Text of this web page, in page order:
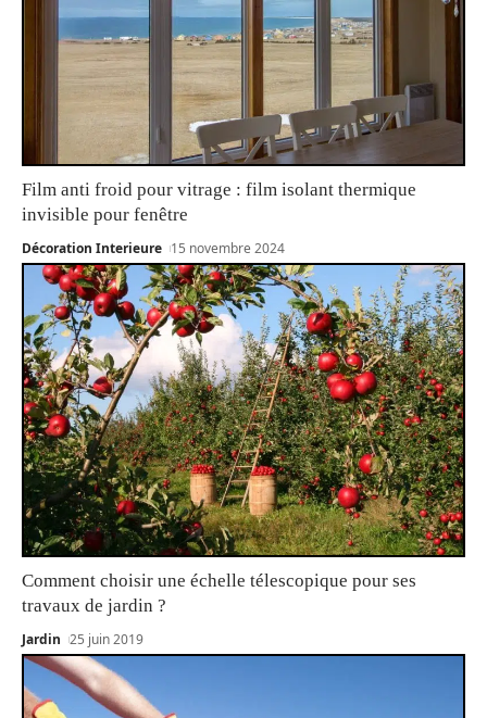
Film anti froid pour vitrage : film isolant thermique
invisible pour fenêtre
Décoration Interieure 15 novembre 2024
Comment choisir une échelle télescopique pour ses
travaux de jardin ?
Jardin 25 juin 2019